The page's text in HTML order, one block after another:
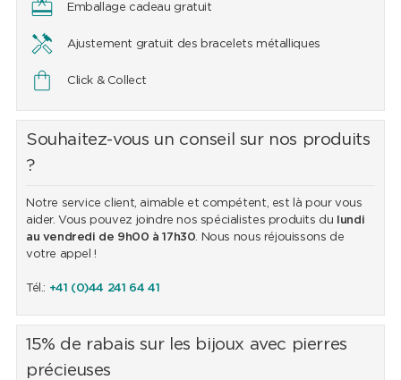
Emballage cadeau gratuit
Ajustement gratuit des bracelets métalliques
Click & Collect
Souhaitez-vous un conseil sur nos produits
?
Notre service client, aimable et compétent, est là pour vous
aider. Vous pouvez joindre nos spécialistes produits du
lundi
au vendredi de 9h00 à 17h30. Nous nous réjouissons de
votre appel !
Tél.: +41 (0)44 241 64 41
15% de rabais sur les bijoux avec pierres
précieuses